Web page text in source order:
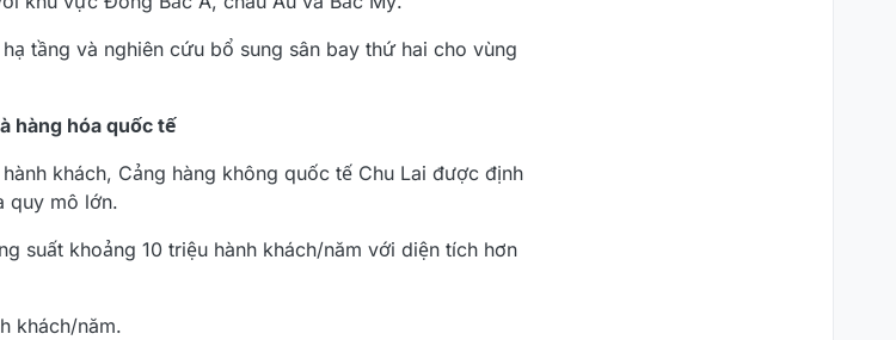
tầng và nghiên cứu bổ sung sân bay thứ hai cho vùng
hàng hóa quốc tế
khách, Cảng hàng không quốc tế Chu Lai được định
quy mô lớn.
suất khoảng 10 triệu hành khách/năm với diện tích hơn
khách/năm.